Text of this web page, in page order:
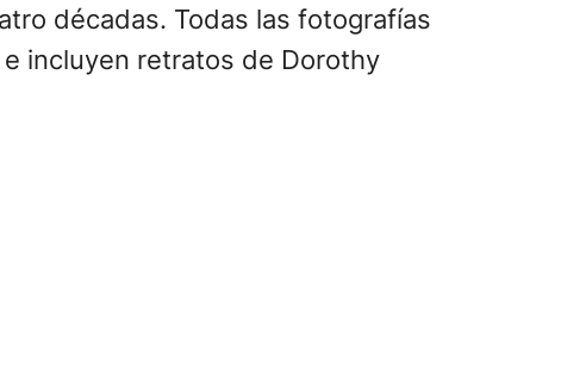
décadas. Todas las fotografías
incluyen retratos de Dorothy